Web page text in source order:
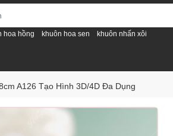
hoa hồng khuôn hoa sen khuôn nhấn xôi
A126 Tạo Hình 3D/4D Đa Dụng